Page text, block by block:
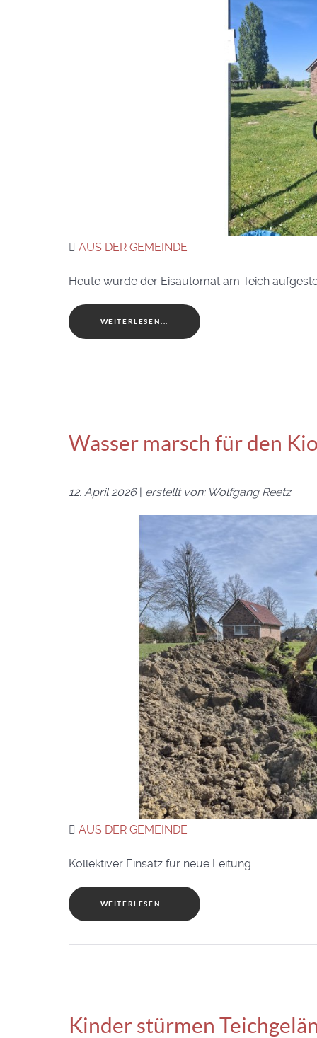
AUS DER GEMEINDE
Heute wurde der Eisautomat am Teich
WEITERLESEN...
Wasser marsch für den
12. April 2026 | erstellt von: Wolfgang Reetz
AUS DER GEMEINDE
Kollektiver Einsatz für neue Leitung
WEITERLESEN...
Kinder stürmen